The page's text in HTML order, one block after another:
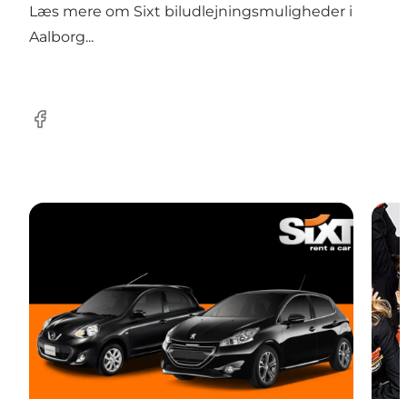
Læs mere om Sixt biludlejningsmuligheder i
Aalborg...
Facebook